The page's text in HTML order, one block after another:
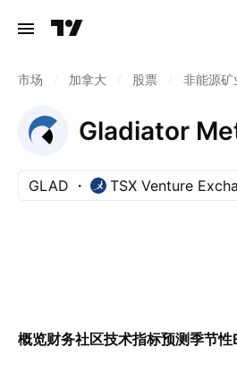
市场 加拿大 股票 非能源矿
Gladiator
GLAD TSX Venture
概览财务社区技术指标预测季节性